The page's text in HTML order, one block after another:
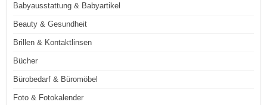
Babyausstattung & Babyartikel
Beauty & Gesundheit
Brillen & Kontaktlinsen
Bücher
Bürobedarf & Büromöbel
Foto & Fotokalender